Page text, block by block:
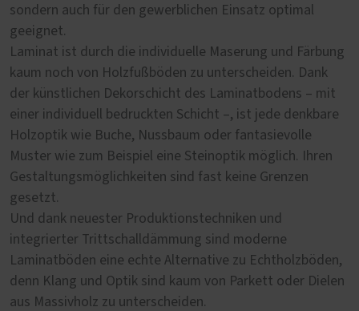
sondern auch für den gewerblichen Einsatz optimal
geeignet.
Laminat ist durch die individuelle Maserung und Färbung
kaum noch von Holzfußböden zu unterscheiden. Dank
der künstlichen Dekorschicht des Laminatbodens – mit
einer individuell bedruckten Schicht –, ist jede denkbare
Holzoptik wie Buche, Nussbaum oder fantasievolle
Muster wie zum Beispiel eine Steinoptik möglich. Ihren
Gestaltungsmöglichkeiten sind fast keine Grenzen
gesetzt.
Und dank neuester Produktionstechniken und
integrierter Trittschalldämmung sind moderne
Laminatböden eine echte Alternative zu Echtholzböden,
denn Klang und Optik sind kaum von Parkett oder Dielen
aus Massivholz zu unterscheiden.